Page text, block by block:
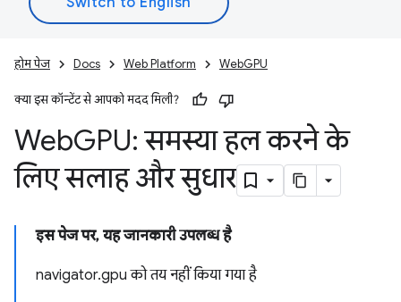
होम पेज Docs Web Platform WebGPU
क्या इस कॉन्टेंट से आपको मदद मिली?
WebGPU: समस्या हल करने के
लिए सलाह और सुधार
इस पेज पर, यह जानकारी उपलब्ध है
navigator.gpu को तय नहीं किया गया है